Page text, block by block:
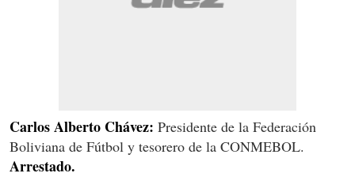
Carlos Alberto Chávez: Presidente de la Federación
Boliviana de Fútbol y tesorero de la CONMEBOL.
Arrestado.